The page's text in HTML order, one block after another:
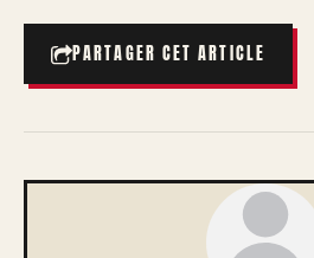
PARTAGER CET ARTICLE